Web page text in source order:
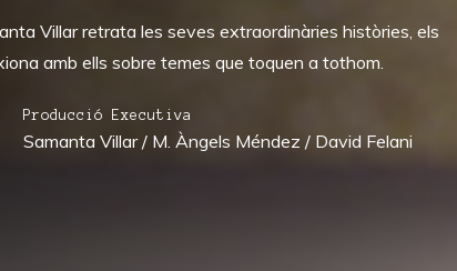
Villar retrata les seves extraordinàries històries, els
amb ells sobre temes que toquen a tothom.
Producció Executiva
Samanta Villar / M. Àngels Méndez / David Felani